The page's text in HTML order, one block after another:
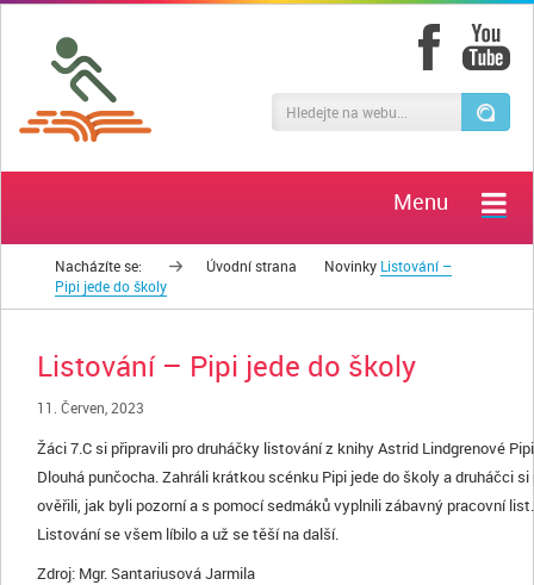
Menu
Nacházíte se: Úvodní strana Novinky Listování –
Pipi jede do školy
Listování – Pipi jede do školy
11. Červen, 2023
Žáci 7.C si připravili pro druháčky listování z knihy Astrid Lindgrenové Pipi
Dlouhá punčocha. Zahráli krátkou scénku Pipi jede do školy a druháčci si
ověřili, jak byli pozorní a s pomocí sedmáků vyplnili zábavný pracovní list.
Listování se všem líbilo a už se těší na další.
Zdroj: Mgr. Santariusová Jarmila